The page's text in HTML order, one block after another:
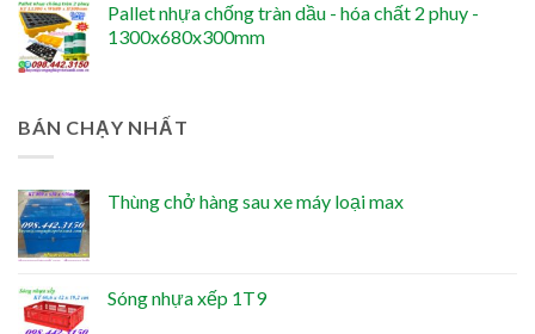
Pallet nhựa chống tràn dầu - hóa chất 2 phuy -
1300x680x300mm
BÁN CHẠY NHẤT
Thùng chở hàng sau xe máy loại max
Sóng nhựa xếp 1T9